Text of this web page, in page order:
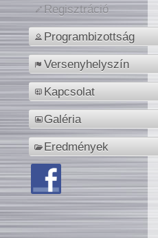
Regisztráció
Programbizottság
Versenyhelyszín
Kapcsolat
Galéria
Eredmények